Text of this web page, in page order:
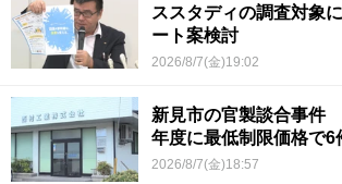
ススタディの調査対象
ート案検討
2026/8/7(金)19:02
新見市の官製談合事件
年度に最低制限価格で
2026/8/7(金)18:57